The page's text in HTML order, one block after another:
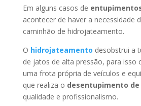
Em alguns casos de
acontecer de haver a necessidade
caminhão de hidrojateamento.
O hidrojateamento desobstrui a
de jatos de alta pressão, para isso
uma frota própria de veículos e
que realiza o desentupimento
qualidade e profissionalismo.